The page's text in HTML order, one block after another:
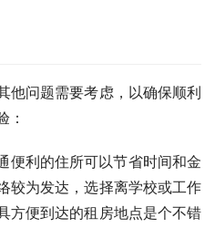
他问题需要考虑，以确保顺利
：
便利的住所可以节省时间和金
较为发达，选择离学校或工作
方便到达的租房地点是个不错